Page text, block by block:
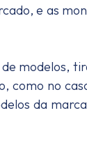
e as
modelos,
no
da